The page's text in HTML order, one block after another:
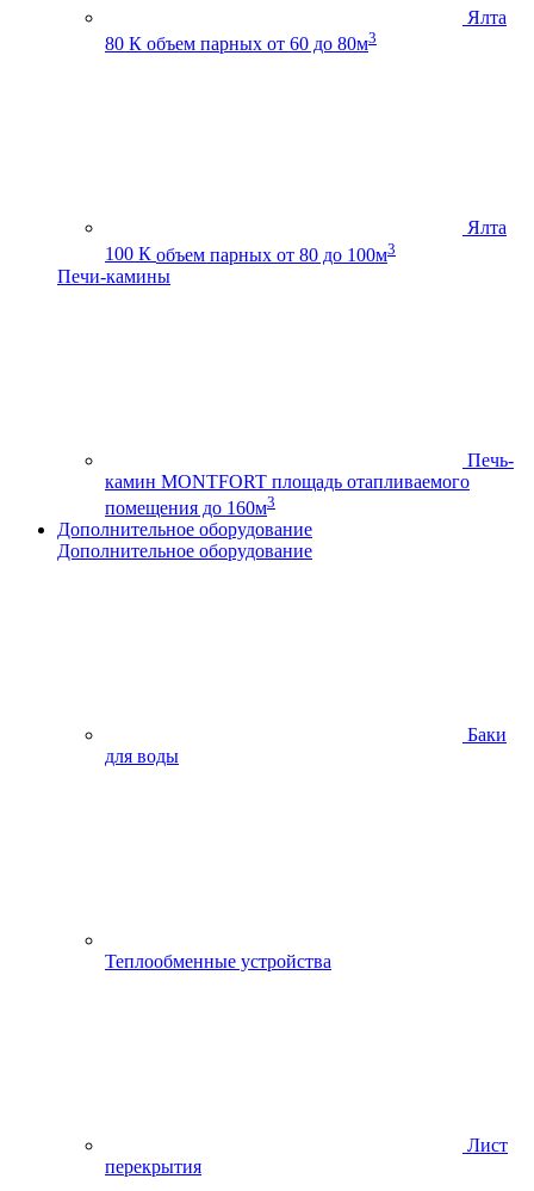
Ялта
80 К объем парных от 60 до 80м3
Ялта
100 К объем парных от 80 до 100м3
Печи-камины
Печь-
камин MONTFORT площадь отапливаемого
помещения до 160м3
Дополнительное оборудование
Дополнительное оборудование
Баки
для воды
Теплообменные устройства
Лист
перекрытия